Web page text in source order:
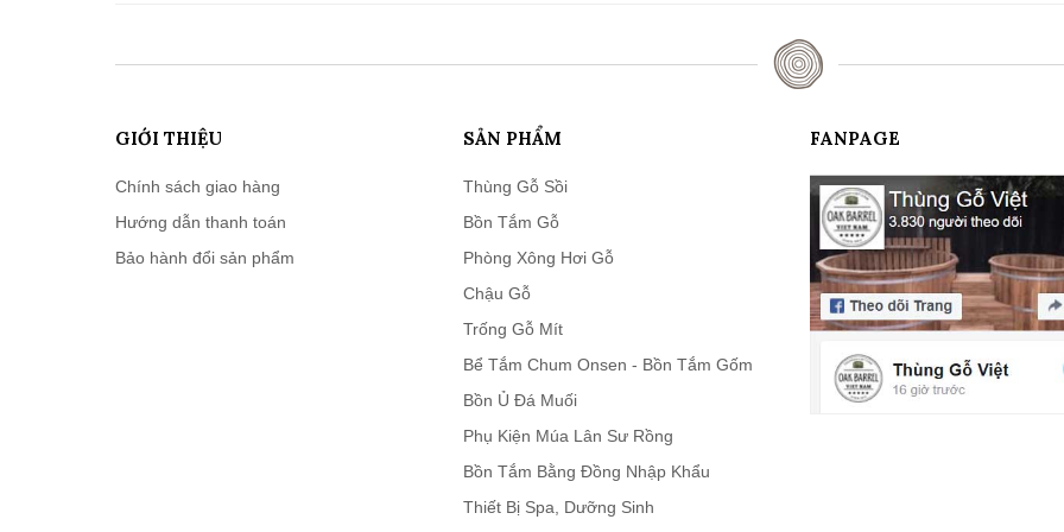
GIỚI THIỆU
Chính sách giao hàng
Hướng dẫn thanh toán
Bảo hành đổi sản phẩm
SẢN PHẨM
Thùng Gỗ Sồi
Bồn Tắm Gỗ
Phòng Xông Hơi Gỗ
Chậu Gỗ
Trống Gỗ Mít
Bể Tắm Chum Onsen - Bồn Tắm Gốm
Bồn Ủ Đá Muối
Phụ Kiện Múa Lân Sư Rồng
Bồn Tắm Bằng Đồng Nhập Khẩu
Thiết Bị Spa, Dưỡng Sinh
FANPAGE